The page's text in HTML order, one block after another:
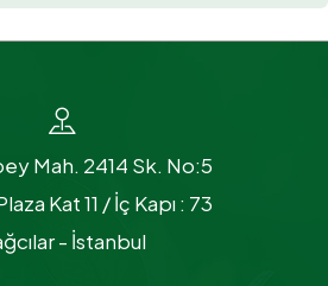
Mah. 2414 Sk. No:5
Kat 11 / İç Kapı : 73
- İstanbul